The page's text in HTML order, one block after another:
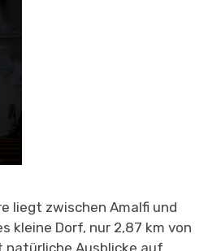
liegt zwischen Amalfi und
kleine Dorf, nur 2,87 km von
Ausblicke auf